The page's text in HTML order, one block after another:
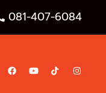
081-407-6084